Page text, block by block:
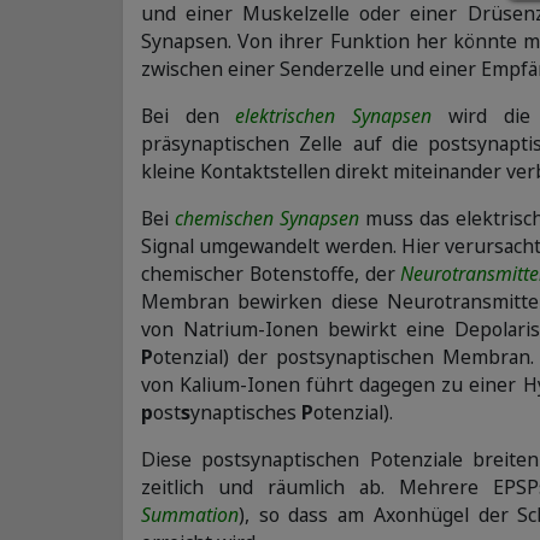
und einer Muskelzelle oder einer
Synapsen. Von ihrer Funktion her könnte
zwischen einer Senderzelle und einer
Bei denelektrischen Synapsen wird die
präsynaptischen Zelle auf die
kleine Kontaktstellen direkt miteinander
Beichemischen Synapsen muss das
Signal umgewandelt werden. Hier
chemischer Botenstoffe, der
Membran bewirken diese
von Natrium-Ionen bewirkt eine
Potenzial) der postsynaptischen
von Kalium-Ionen führt dagegen zu einer
postsynaptisches Potenzial).
Diese postsynaptischen Potenziale
zeitlich und räumlich ab. Mehrere
Summation), so dass am Axonhügel der